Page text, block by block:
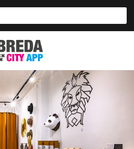
blogs
Breda
City
App